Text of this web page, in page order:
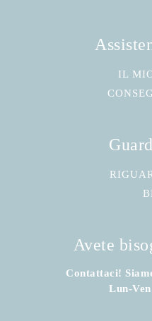
IL
Avete
Contattaci!
Lun-